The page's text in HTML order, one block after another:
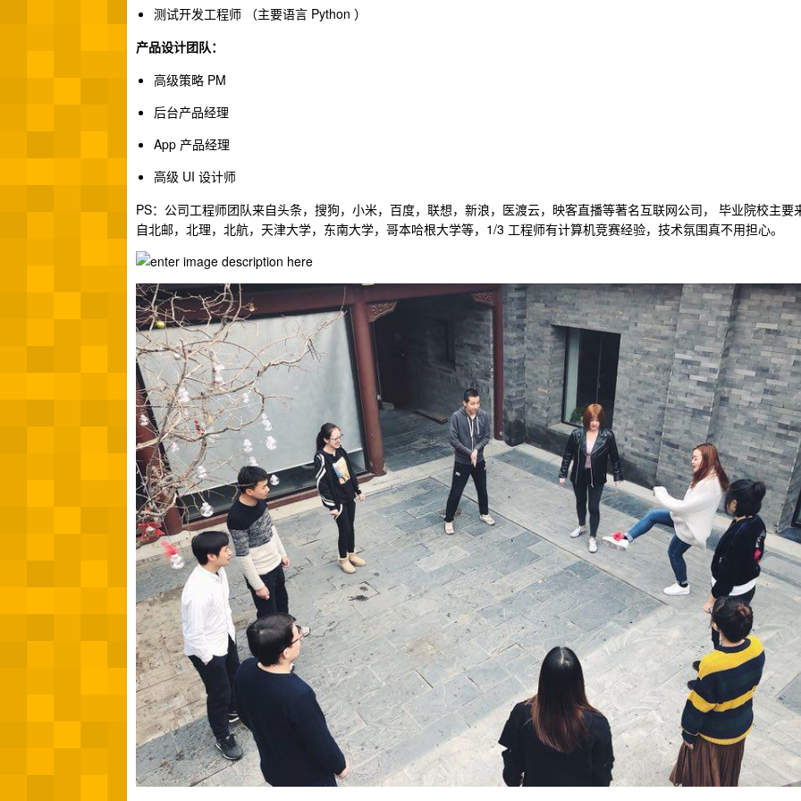
测试开发工程师 （主要语言 Python ）
产品设计团队：
高级策略 PM
后台产品经理
App 产品经理
高级 UI 设计师
PS：公司工程师团队来自头条，搜狗，小米，百度，联想，新浪，医渡云，映客直播等著名互联网公司， 毕业院校主要
自北邮，北理，北航，天津大学，东南大学，哥本哈根大学等，1/3 工程师有计算机竞赛经验，技术氛围真不用担心。